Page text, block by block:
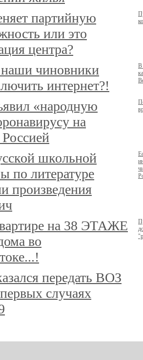
партийную
или это
центра?
чиновники
интернет?!
В
«народную
на
школьной
по литературе
произведения
на 38 ЭТАЖЕ
во
передать ВОЗ
случаях